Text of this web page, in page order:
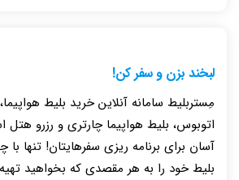
لبخند بزن و سفر کن!
مِستربلیط سامانه آنلاین خرید بلیط
اتوبوس، بلیط هواپیما چارتری و رزرو
آسان برای برنامه ریزی سفرهایتان! تنها
بلیط خود را به هر مقصدی که بخواهید